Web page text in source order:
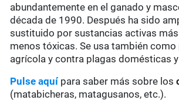
abundantemente en el ganado y
década de 1990. Después ha sido
sustituido por sustancias activas
menos tóxicas. Se usa también
agrícola y contra plagas domésticas
Pulse aquípara saber más sobre los
(matabicheras, matagusanos, etc.).